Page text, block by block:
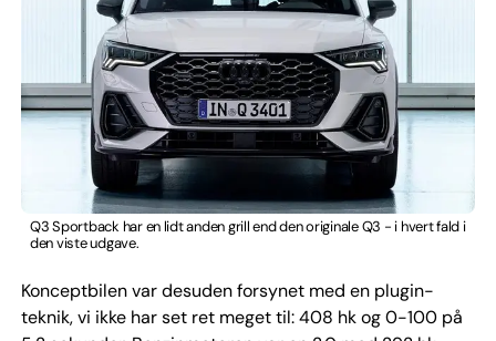
Q3 Sportback har en lidt anden grill end den originale Q3 - i hvert fald i
den viste udgave.
Konceptbilen var desuden forsynet med en plugin-
teknik, vi ikke har set ret meget til: 408 hk og 0-100 på